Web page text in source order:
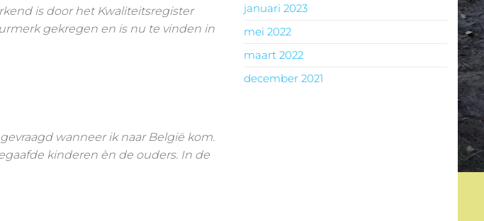
is door het Kwaliteitsregister
gekregen en is nu te vinden in
wanneer ik naar België kom.
kinderen èn de ouders. In de
januari 2023
mei 2022
maart 2022
december 2021